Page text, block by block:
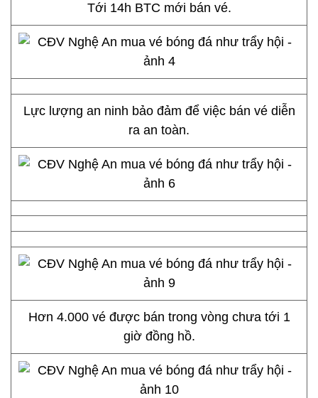
Tới 14h BTC mới bán vé.
Lực lượng an ninh bảo đảm để việc bán vé diễn
ra an toàn.
Hơn 4.000 vé được bán trong vòng chưa tới 1
giờ đồng hồ.